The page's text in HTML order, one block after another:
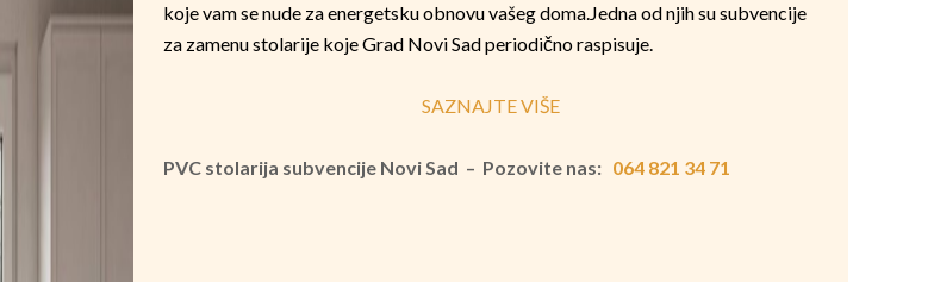
koje vam se nude za energetsku obnovu vašeg doma.Jedna od njih su subvencije
za zamenu stolarije koje Grad Novi Sad periodično raspisuje.
SAZNAJTE VIŠE
PVC stolarija subvencije Novi Sad – Pozovite nas: 064 821 34 71